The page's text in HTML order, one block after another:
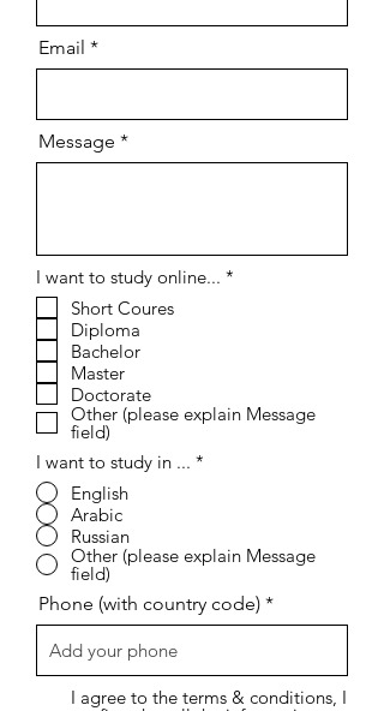
Email
Message
I want to study online... *
Short Coures
Diploma
Bachelor
Master
Doctorate
Other (please explain Message
field)
I want to study in ... *
English
Arabic
Russian
Other (please explain Message
field)
Phone (with country code)
I agree to the terms & conditions, I